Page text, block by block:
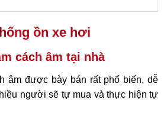
ồn xe hơi
cách âm tại nhà
âm được bày bán rất phổ biến, dễ
người sẽ tự mua và thực hiện tự